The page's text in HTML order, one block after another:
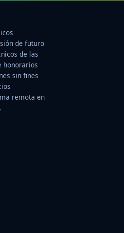
de futuro
de las
honorarios
sin fines
remota en